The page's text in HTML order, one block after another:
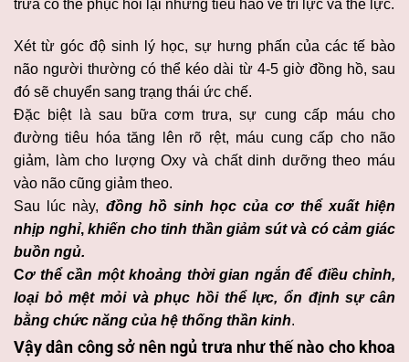
trưa có thể phục hồi lại những tiêu hao về trí lực và thể lực.
Xét từ góc độ sinh lý học, sự hưng phấn của các tế bào
não người thường có thể kéo dài từ 4-5 giờ đồng hồ, sau
đó sẽ chuyển sang trạng thái ức chế.
Đặc biệt là sau bữa cơm trưa, sự cung cấp máu cho
đường tiêu hóa tăng lên rõ rệt, máu cung cấp cho não
giảm, làm cho lượng Oxy và chất dinh dưỡng theo máu
vào não cũng giảm theo.
Sau lúc này, đồng hồ sinh học của cơ thể xuất hiện
nhịp nghỉ,khiến cho tinh thần giảm sút và có cảm giác
buồn ngủ.
Cơ thể cần một khoảng thời gian ngắn để điều chỉnh,
loại bỏ mệt mỏi và phục hồi thể lực, ổn định sự cân
bằng chức năng của hệ thống thần kinh.
Vậy dân công sở nên ngủ trưa như thế nào cho khoa